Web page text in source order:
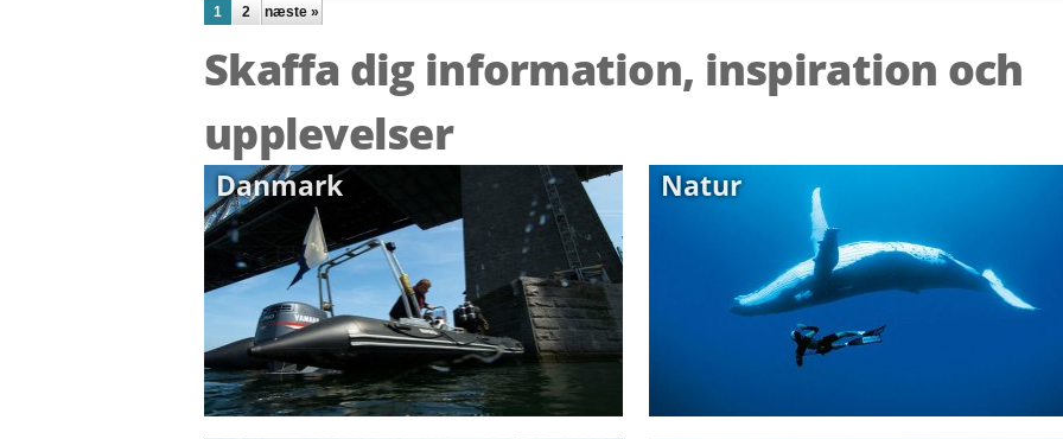
Sidor
1 2 næste »
Skaffa dig information, inspiration och
upplevelser
Danmark Natur